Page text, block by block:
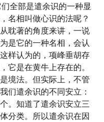
全部是遣余识的一种显
名相叫做心识的法呢？
耽著的角度来讲，一说
是它的一种名相，会认
样认为的，项峰垂胡存
它是在黄牛上存在的。
境法。但实际上，不管
们遣余识的不同安立：
。知道了遣余识安立三
分类。所以遣余识在因